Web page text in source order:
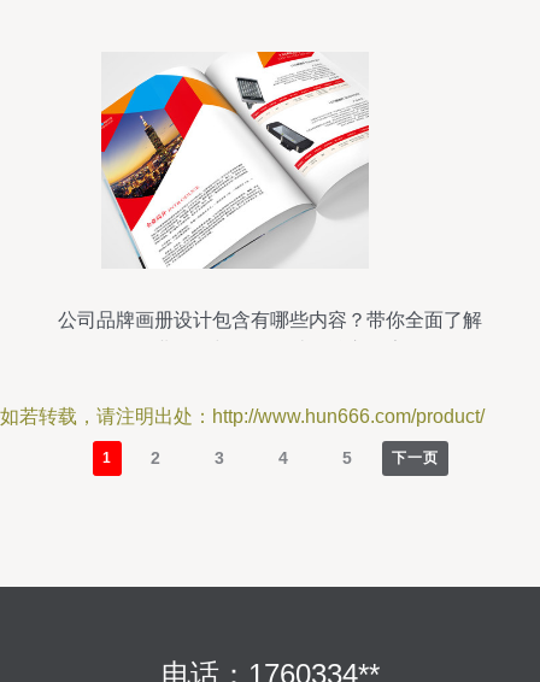
公司品牌画册设计包含有哪些内容？带你全面了解
如若转载，请注明出处：http://www.hun666.com/product/
1 2 3 4 5 下一页
电话：1760334**